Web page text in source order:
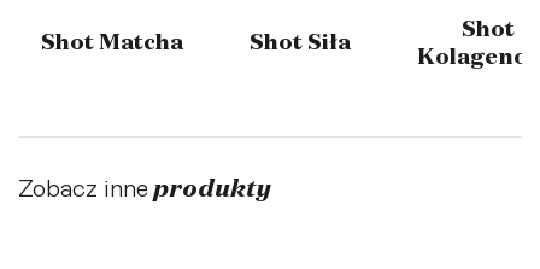
Shot Matcha Shot Siła
Shot
Zobacz inne produkty